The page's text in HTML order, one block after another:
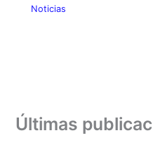
Noticias
Últimas